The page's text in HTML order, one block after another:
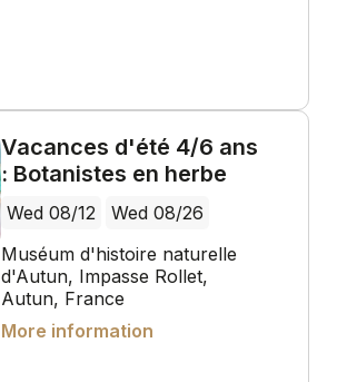
Vacances d'été 4/6 ans
: Botanistes en herbe
Wed 08/12
Wed 08/26
Muséum d'histoire naturelle
d'Autun, Impasse Rollet,
Autun, France
More information